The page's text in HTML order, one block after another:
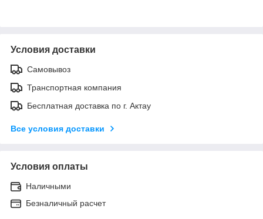
Условия доставки
Самовывоз
Транспортная компания
Бесплатная доставка по г. Актау
Все условия доставки
Условия оплаты
Наличными
Безналичный расчет